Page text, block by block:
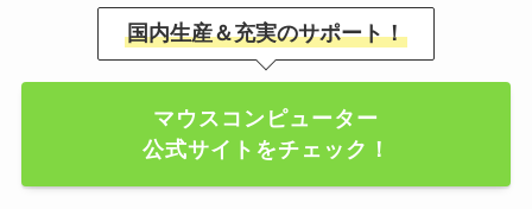
国内生産＆充実のサポート！
マウスコンピューター
公式サイトをチェック！